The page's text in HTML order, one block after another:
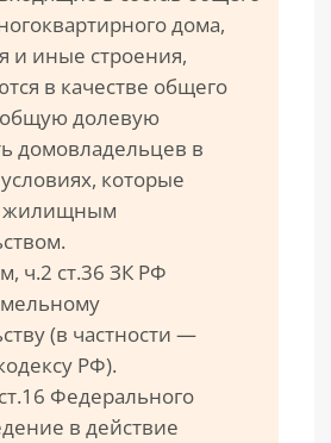
дома,
и иные строения,
в качестве общего
долевую
домовладельцев в
которые
жилищным
ч.2 ст.36 ЗК РФ
(в частности —
РФ).
Федерального
в действие